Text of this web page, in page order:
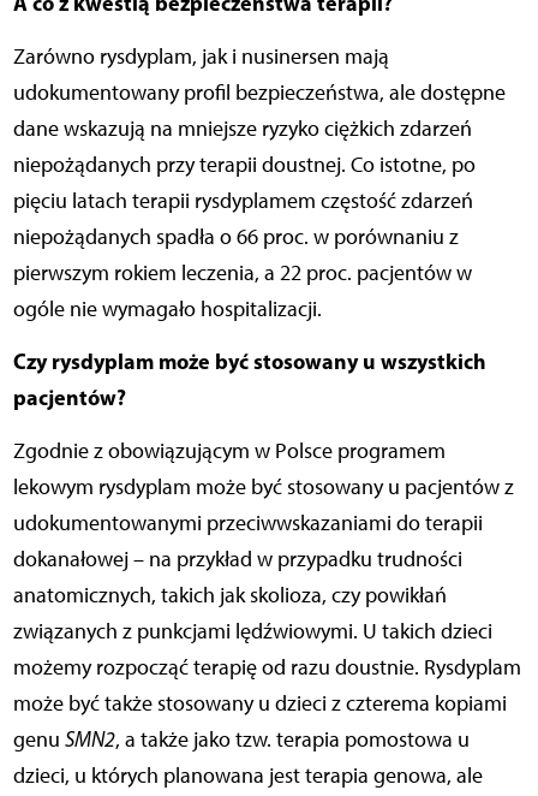
Zarówno rysdyplam, jak i nusinersen mają
udokumentowany profil bezpieczeństwa, ale dostępne
dane wskazują na mniejsze ryzyko ciężkich zdarzeń
niepożądanych przy terapii doustnej. Co istotne, po
pięciu latach terapii rysdyplamem częstość zdarzeń
niepożądanych spadła o 66 proc. w porównaniu z
pierwszym rokiem leczenia, a 22 proc. pacjentów w
ogóle nie wymagało hospitalizacji.
Czy rysdyplam może być stosowany u wszystkich
pacjentów?
Zgodnie z obowiązującym w Polsce programem
lekowym rysdyplam może być stosowany u pacjentów z
udokumentowanymi przeciwwskazaniami do terapii
dokanałowej – na przykład w przypadku trudności
anatomicznych, takich jak skolioza, czy powikłań
związanych z punkcjami lędźwiowymi. U takich dzieci
możemy rozpocząć terapię od razu doustnie. Rysdyplam
może być także stosowany u dzieci z czterema kopiami
genu SMN2, a także jako tzw. terapia pomostowa u
dzieci, u których planowana jest terapia genowa, ale